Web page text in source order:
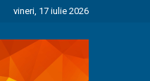
vineri, 17 iulie 2026